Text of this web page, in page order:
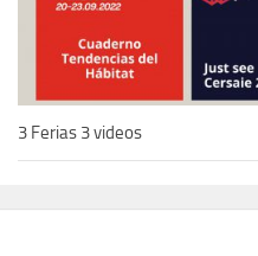
3 Ferias 3 videos